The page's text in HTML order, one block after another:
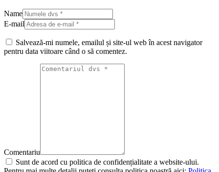
Name
E-mail
Salvează-mi numele, emailul și site-ul web în acest navigator
pentru data viitoare când o să comentez.
Comentariu
Sunt de acord cu politica de confidențialitate a website-ului.